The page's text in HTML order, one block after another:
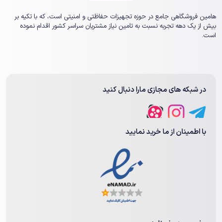
هامین فروشگاهی جامع در حوزه تجهیزات حفاظتی و امنیتی است، که با تکیه بر
بیش از یک ‏دهه تجربه نسبت به تامین نیاز مشتریان سراسر کشور اقدام نموده
است.
در شبکه های مجازی مارا دنبال کنید
با اطمینان از ما خرید نمایید